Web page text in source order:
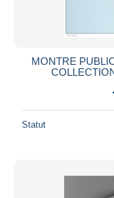
MONTRE
Statut